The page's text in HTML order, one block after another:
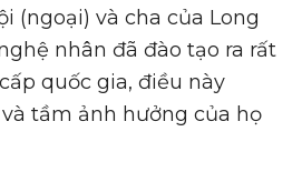
(ngoại) và cha của Long
nhân đã đào tạo ra rất
quốc gia, điều này
tầm ảnh hưởng của họ